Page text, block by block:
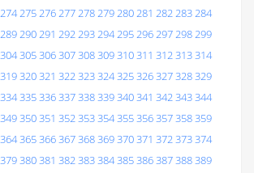
274275276277278279280281 282283284
289290291 292293294295296297298299
304305306307308309310311 312313314
319320321 322323324325326327328329
334335336337338339340341 342343344
349350351 352353354355356357358359
364365366367368369370371 372373374
379380381 382383384385386387388389